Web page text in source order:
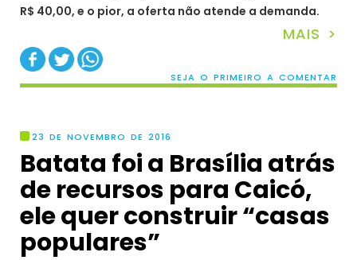
R$ 40,00, e o pior, a oferta não atende a demanda.
MAIS >
SEJA O PRIMEIRO A COMENTAR
23 DE NOVEMBRO DE 2016
Batata foi a Brasília atrás
de recursos para Caicó,
ele quer construir “casas
populares”